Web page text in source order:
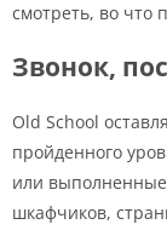
смотреть, во что
Звонок,
Old School
пройденного
или выполненные
шкафчиков,